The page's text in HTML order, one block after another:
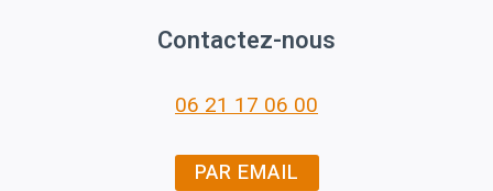
Contactez-nous
06 21 17 06 00
PAR EMAIL